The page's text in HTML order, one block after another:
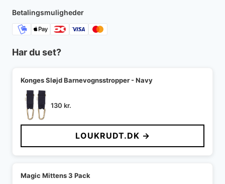
250 kr..
Betalingsmuligheder
Har du set?
Konges Sløjd Barnevognsstropper - Navy
130 kr.
LOUKRUDT.DK →
Magic Mittens 3 Pack